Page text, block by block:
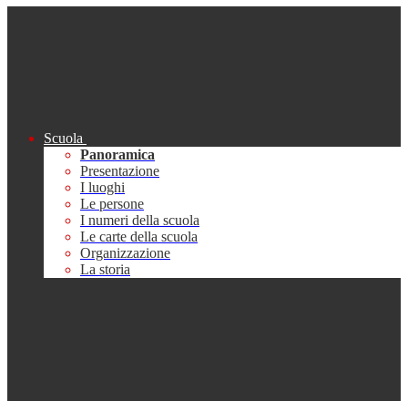
Scuola
Panoramica
Presentazione
I luoghi
Le persone
I numeri della scuola
Le carte della scuola
Organizzazione
La storia